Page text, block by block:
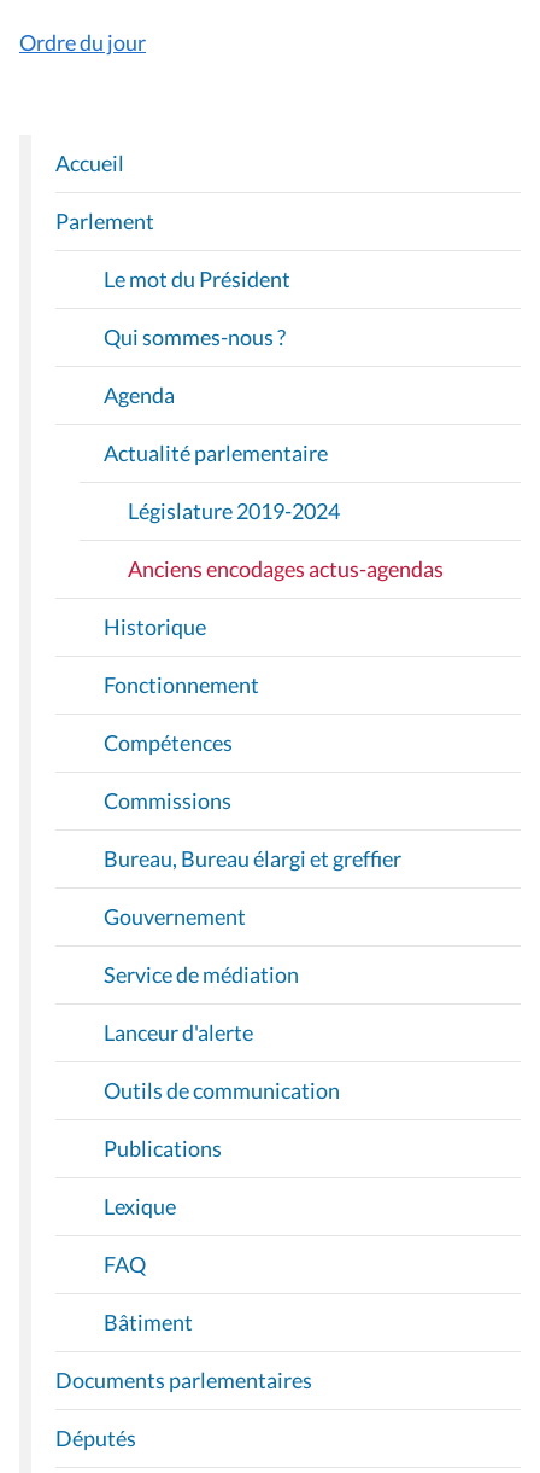
Ordre du jour
N
A
V
G
T
O
Accueil
Parlement
Le mot du Président
Qui sommes-nous ?
Agenda
Actualité parlementaire
Législature 2019-2024
Anciens encodages actus-agendas
Historique
Fonctionnement
Compétences
Commissions
Bureau, Bureau élargi et greffier
Gouvernement
Service de médiation
Lanceur d'alerte
Outils de communication
Publications
Lexique
FAQ
Bâtiment
Documents parlementaires
Députés